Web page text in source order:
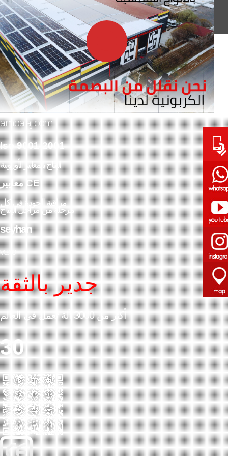
+90 212 501 47 70 info@seyhanambalaj.com
TRENDEFRRSAR
ambalaj.com
Iso 9001-2001
الإنتاج بالمعايير الأوروبية
معايير CE
مراقبة الجودة في كل
مرحلة من مراحل الإنتاج
seyhan
vcard
جدير بالثقة
أكثر من 3000 آلة تعمل في العالم
30